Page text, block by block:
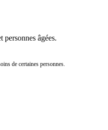
personnes âgées.
de certaines personnes.